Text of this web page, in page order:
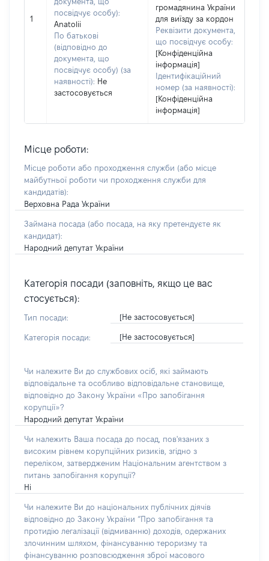
1
посвідчує особу):
Anatolii
По батькові
(відповідно до
документа, що
посвідчує особу) (за
наявності): Не
застосовується
громадянина України
для виїзду за кордон
Реквізити документа,
що посвідчує особу:
[Конфіденційна
інформація]
Ідентифікаційний
номер (за наявності):
[Конфіденційна
інформація]
Місце роботи:
Місце роботи або проходження служби (або місце
майбутньої роботи чи проходження служби для
кандидатів):
Верховна Рада України
Займана посада (або посада, на яку претендуєте як
кандидат):
Народний депутат України
Категорія посади (заповніть, якщо це вас
стосується):
Тип посади: [Не застосовується]
Категорія посади: [Не застосовується]
Чи належите Ви до службових осіб, які займають
відповідальне та особливо відповідальне становище,
відповідно до Закону України «Про запобігання
корупції»?
Народний депутат України
Чи належить Ваша посада до посад, пов'язаних з
високим рівнем корупційних ризиків, згідно з
переліком, затвердженим Національним агентством з
питань запобігання корупції?
Ні
Чи належите Ви до національних публічних діячів
відповідно до Закону України “Про запобігання та
протидію легалізації (відмиванню) доходів, одержаних
злочинним шляхом, фінансуванню тероризму та
фінансуванню розповсюдження зброї масового